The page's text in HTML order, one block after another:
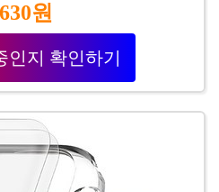
원
인지 확인하기